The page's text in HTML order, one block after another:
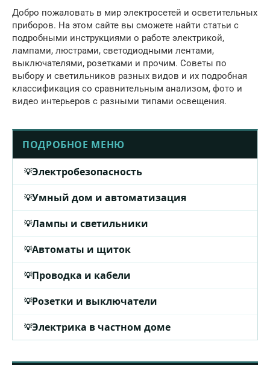
Добро пожаловать в мир электросетей и осветительных
приборов. На этом сайте вы сможете найти статьи с
подробными инструкциями о работе электрикой,
лампами, люстрами, светодиодными лентами,
выключателями, розетками и прочим. Советы по
выбору и светильников разных видов и их подробная
классификация со сравнительным анализом, фото и
видео интерьеров с разными типами освещения.
ПОДРОБНОЕ МЕНЮ
Электробезопасность
Умный дом и автоматизация
Лампы и светильники
Автоматы и щиток
Проводка и кабели
Розетки и выключатели
Электрика в частном доме